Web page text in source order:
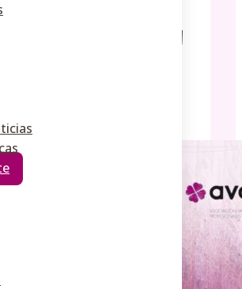
de la imagen
crea un plan
para los
por la